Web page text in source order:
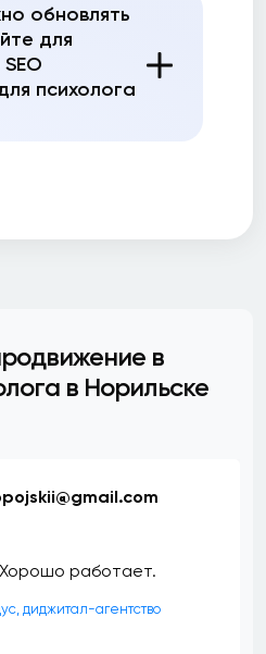
обновлять
для
психолога
в
в Норильске
работает.
диджитал-агентство